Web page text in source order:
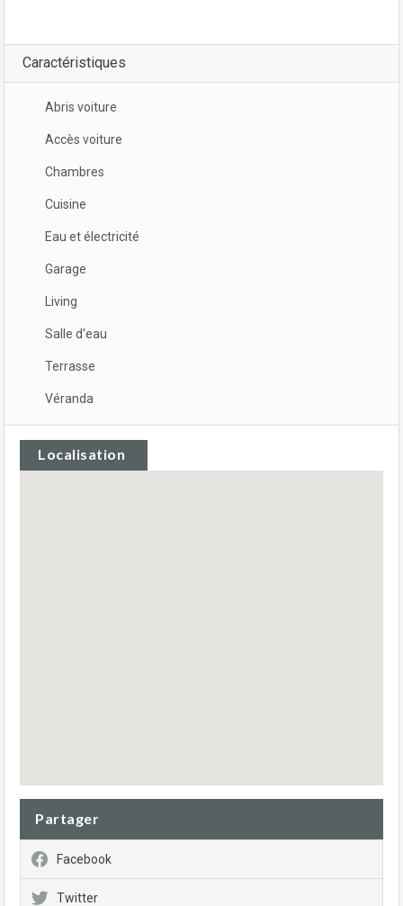
Caractéristiques
Abris voiture
Accès voiture
Chambres
Cuisine
Eau et électricité
Garage
Living
Salle d'eau
Terrasse
Véranda
Localisation
Partager
Facebook
Twitter